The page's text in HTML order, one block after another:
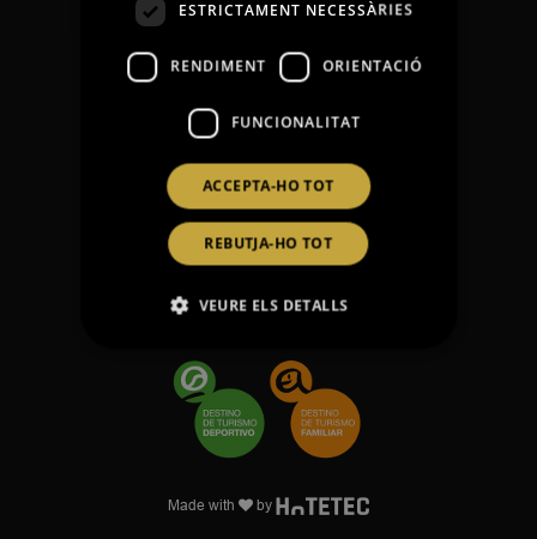
+34645623021
Compromissaris
Opinions
Contacte
Avís legal
Protecció de dades
Política de cookies
Made with by
ESTRICTAMENT NECESSÀRIES
RENDIMENT ORIENTACIÓ
FUNCIONALITAT
ACCEPTA-HO TOT
REBUTJA-HO TOT
VEURE ELS DETALLS